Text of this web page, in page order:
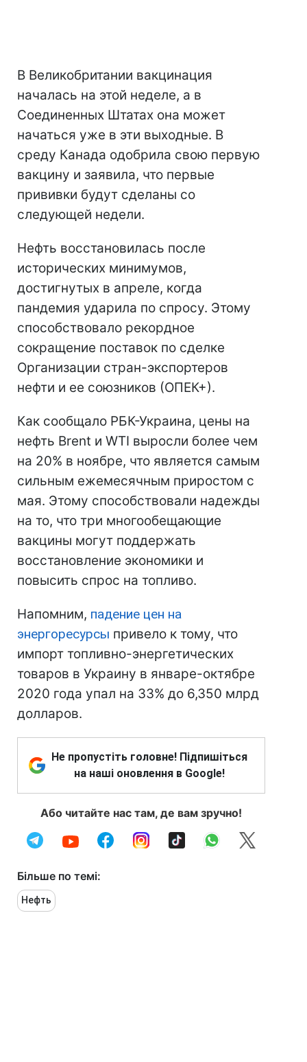
В Великобритании вакцинация
началась на этой неделе, а в
Соединенных Штатах она может
начаться уже в эти выходные. В
среду Канада одобрила свою первую
вакцину и заявила, что первые
прививки будут сделаны со
следующей недели.
Нефть восстановилась после
исторических минимумов,
достигнутых в апреле, когда
пандемия ударила по спросу. Этому
способствовало рекордное
сокращение поставок по сделке
Организации стран-экспортеров
нефти и ее союзников (ОПЕК+).
Как сообщало РБК-Украина, цены на
нефть Brent и WTI выросли более чем
на 20% в ноябре, что является самым
сильным ежемесячным приростом с
мая. Этому способствовали надежды
на то, что три многообещающие
вакцины могут поддержать
восстановление экономики и
повысить спрос на топливо.
Напомним, падение цен на
энергоресурсы привело к тому, что
импорт топливно-энергетических
товаров в Украину в январе-октябре
2020 года упал на 33% до 6,350 млрд
долларов.
Не пропустіть головне! Підпишіться
на наші оновлення в Google!
Або читайте нас там, де вам зручно!
Більше по темі:
Нефть